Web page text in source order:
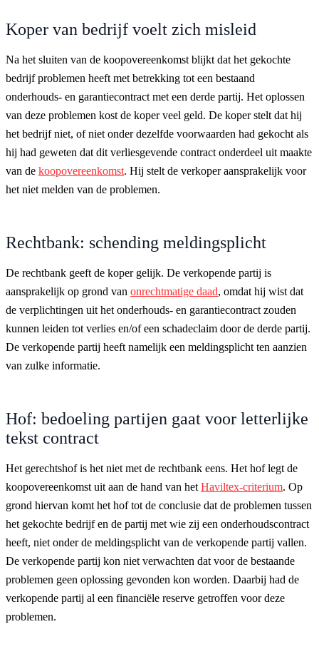
Koper van bedrijf voelt zich misleid
Na het sluiten van de koopovereenkomst blijkt dat het gekochte
bedrijf problemen heeft met betrekking tot een bestaand
onderhouds- en garantiecontract met een derde partij. Het oplossen
van deze problemen kost de koper veel geld. De koper stelt dat hij
het bedrijf niet, of niet onder dezelfde voorwaarden had gekocht als
hij had geweten dat dit verliesgevende contract onderdeel uit maakte
van de koopovereenkomst. Hij stelt de verkoper aansprakelijk voor
het niet melden van de problemen.
Rechtbank: schending meldingsplicht
De rechtbank geeft de koper gelijk. De verkopende partij is
aansprakelijk op grond van onrechtmatige daad, omdat hij wist dat
de verplichtingen uit het onderhouds- en garantiecontract zouden
kunnen leiden tot verlies en/of een schadeclaim door de derde partij.
De verkopende partij heeft namelijk een meldingsplicht ten aanzien
van zulke informatie.
Hof: bedoeling partijen gaat voor letterlijke
tekst contract
Het gerechtshof is het niet met de rechtbank eens. Het hof legt de
koopovereenkomst uit aan de hand van het Haviltex-criterium. Op
grond hiervan komt het hof tot de conclusie dat de problemen tussen
het gekochte bedrijf en de partij met wie zij een onderhoudscontract
heeft, niet onder de meldingsplicht van de verkopende partij vallen.
De verkopende partij kon niet verwachten dat voor de bestaande
problemen geen oplossing gevonden kon worden. Daarbij had de
verkopende partij al een financiële reserve getroffen voor deze
problemen.